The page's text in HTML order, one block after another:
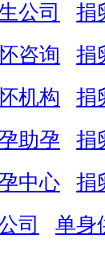
公司
捐
咨询
捐
机构
捐
助孕
捐
中心
捐
司
单身